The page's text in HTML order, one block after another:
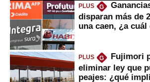
PLUS G
disparan más de
una caen, ¿a
PLUS G
Fujimori
eliminar ley que
peajes: ¿qué